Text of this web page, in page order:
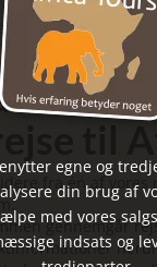
du
fra én af vores
gennemgår
egne og
din brug af
med vores
indsats og